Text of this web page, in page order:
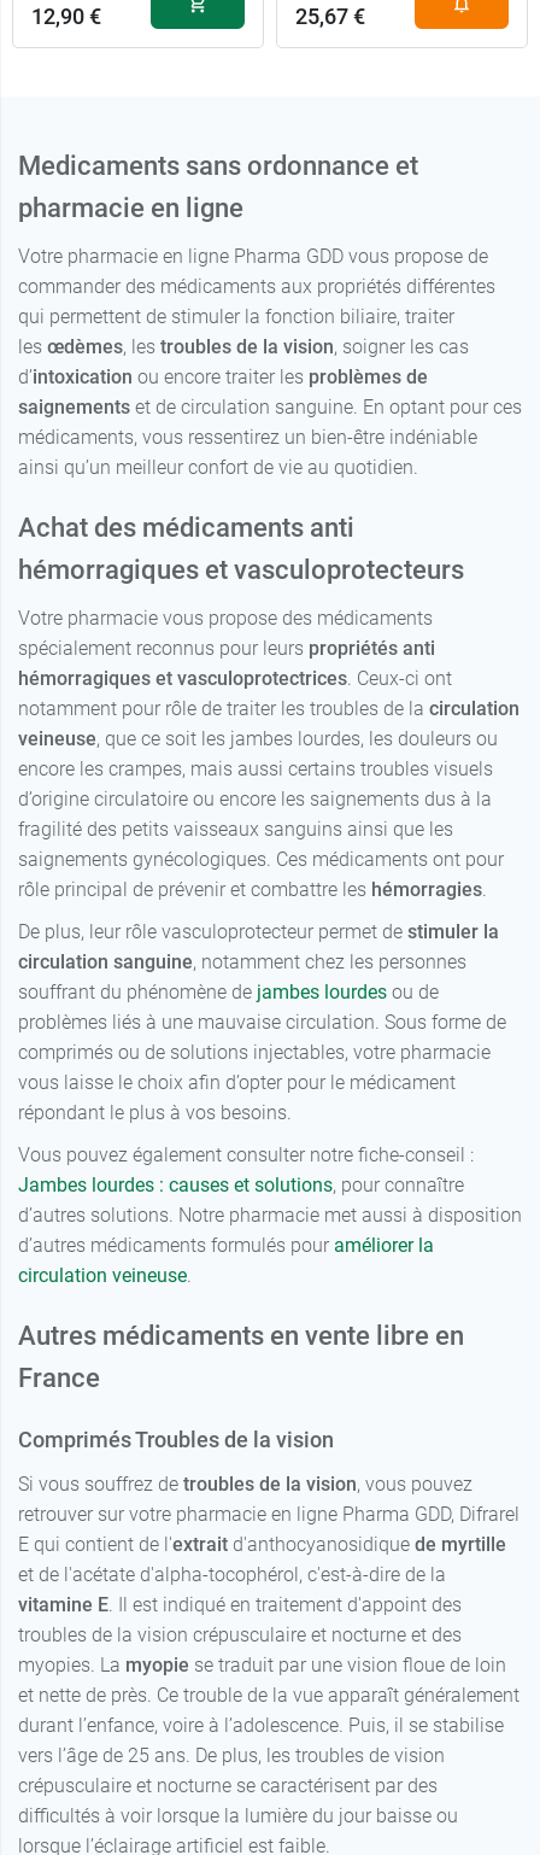
12,90 € 25,67 €
Medicaments sans ordonnance et
pharmacie en ligne
Votre pharmacie en ligne Pharma GDD vous propose de
commander des médicaments aux propriétés différentes
qui permettent de stimuler la fonction biliaire, traiter
les œdèmes, les troubles de la vision, soigner les cas
d’intoxication ou encore traiter les problèmes de
saignements et de circulation sanguine. En optant pour ces
médicaments, vous ressentirez un bien-être indéniable
ainsi qu’un meilleur confort de vie au quotidien.
Achat des médicaments anti
hémorragiques et vasculoprotecteurs
Votre pharmacie vous propose des médicaments
spécialement reconnus pour leurs propriétés anti
hémorragiques et vasculoprotectrices. Ceux-ci ont
notamment pour rôle de traiter les troubles de la circulation
veineuse, que ce soit les jambes lourdes, les douleurs ou
encore les crampes, mais aussi certains troubles visuels
d’origine circulatoire ou encore les saignements dus à la
fragilité des petits vaisseaux sanguins ainsi que les
saignements gynécologiques. Ces médicaments ont pour
rôle principal de prévenir et combattre les hémorragies.
De plus, leur rôle vasculoprotecteur permet de stimuler la
circulation sanguine, notamment chez les personnes
souffrant du phénomène de jambes lourdes ou de
problèmes liés à une mauvaise circulation. Sous forme de
comprimés ou de solutions injectables, votre pharmacie
vous laisse le choix afin d’opter pour le médicament
répondant le plus à vos besoins.
Vous pouvez également consulter notre fiche-conseil :
Jambes lourdes : causes et solutions, pour connaître
d’autres solutions. Notre pharmacie met aussi à disposition
d’autres médicaments formulés pour améliorer la
circulation veineuse.
Autres médicaments en vente libre en
France
Comprimés Troubles de la vision
Si vous souffrez de troubles de la vision, vous pouvez
retrouver sur votre pharmacie en ligne Pharma GDD, Difrarel
E qui contient de l'extrait d'anthocyanosidique de myrtille
et de l'acétate d'alpha-tocophérol, c'est-à-dire de la
vitamine E. Il est indiqué en traitement d'appoint des
troubles de la vision crépusculaire et nocturne et des
myopies. La myopie se traduit par une vision floue de loin
et nette de près. Ce trouble de la vue apparaît généralement
durant l’enfance, voire à l’adolescence. Puis, il se stabilise
vers l’âge de 25 ans. De plus, les troubles de vision
crépusculaire et nocturne se caractérisent par des
difficultés à voir lorsque la lumière du jour baisse ou
lorsque l’éclairage artificiel est faible.